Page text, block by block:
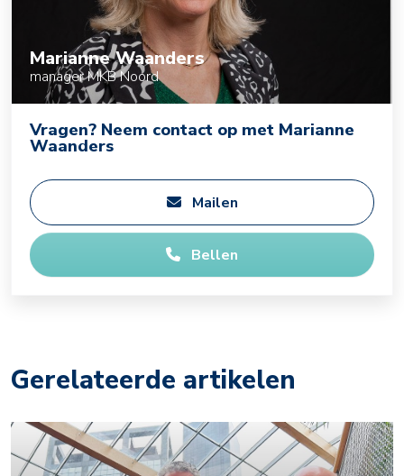
Marianne Waanders
manager MKB Noord
Vragen? Neem contact op met Marianne
Waanders
Mailen
Bellen
Gerelateerde artikelen